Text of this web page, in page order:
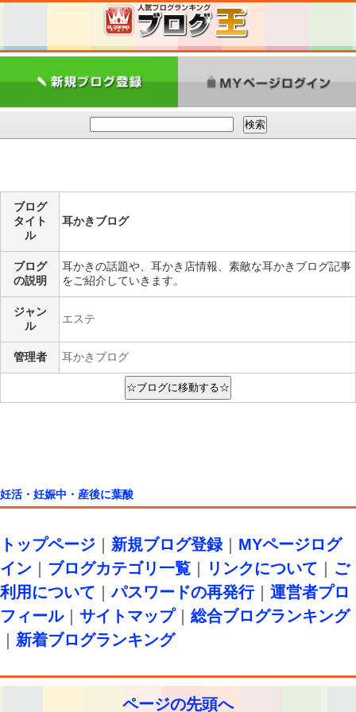
ブログ
タイト
ル
耳かきブログ
ブログ
の説明
耳かきの話題や、耳かき店情報、素敵な耳かきブログ記事
をご紹介していきます。
ジャン
ル
エステ
管理者 耳かきブログ
妊活・妊娠中・産後に葉酸
トップページ 新規ブログ登録｜ MYページログ
イン
ブログカテゴリ一覧 リンクについて
ご
利用について ｜パスワードの再発行｜ 運営者プロ
フィール｜ サイトマップ｜ 総合ブログランキング
新着ブログランキング
ページの先頭へ